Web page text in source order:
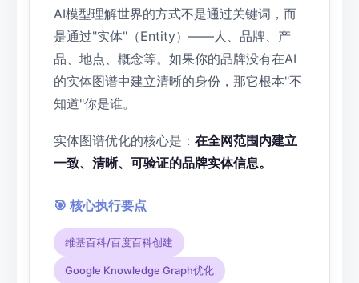
AI模型理解世界的方式不是通过关键词，而
是通过"实体"（Entity）——人、品牌、产
品、地点、概念等。如果你的品牌没有在AI
的实体图谱中建立清晰的身份，那它根本"不
知道"你是谁。
实体图谱优化的核心是： 在全网范围内建立
一致、清晰、可验证的品牌实体信息。
🎯 核心执行要点
维基百科/百度百科创建
Google Knowledge Graph优化